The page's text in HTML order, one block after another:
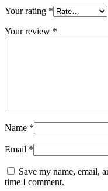
Your rating *
Your review *
Name *
Email *
Save my name, email,
time I comment.